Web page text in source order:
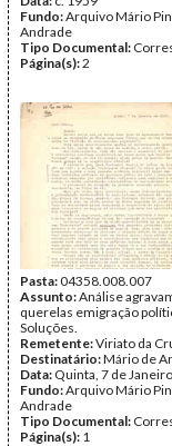
Fundo:Arquivo Mário
Andrade
Tipo Documental:
Página(s):2
Pasta:04358.008.007
Assunto:Análise
querelas emigração
Soluções.
Remetente:Viriato da
Destinatário:Mário de
Data: Quinta, 7 de
Fundo:Arquivo Mário
Andrade
Tipo Documental:
Página(s): 1